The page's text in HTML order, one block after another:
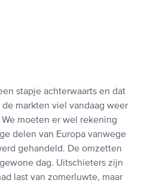
stapje achterwaarts en dat
markten viel vandaag weer
moeten er wel rekening
delen van Europa vanwege
gehandeld. De omzetten
dag. Uitschieters zijn
last van zomerluwte, maar